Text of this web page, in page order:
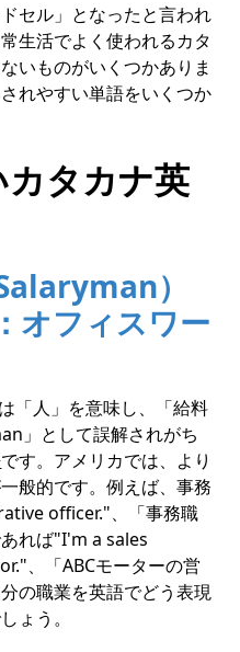
セル」となったと言われ
生活でよく使われるカタ
いものがいくつかありま
れやすい単語をいくつか
タカナ英
）
オフィスワー
「人」を意味し、「給料
」として誤解されがち
です。アメリカでは、より
般的です。例えば、事務
officer."、「事務職
れば"I'm a sales
、「ABCモーターの営
の職業を英語でどう表現
ょう。